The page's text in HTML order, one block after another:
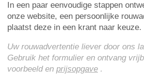
In een paar eenvoudige stappen
onze website, een persoonlijke
plaatst deze in een krant naar keuze.
Uw rouwadvertentie liever door ons
Gebruik het formulier en ontvang
voorbeeld en prijsopgave .